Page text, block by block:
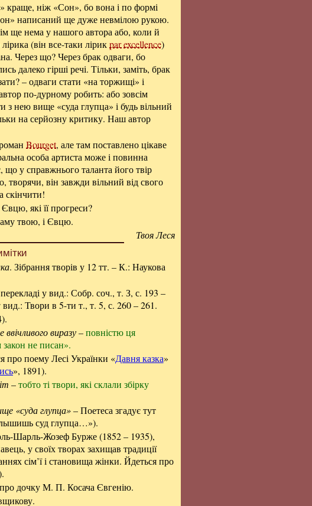
краще, ніж «Сон», бо вона і по формі
написаний ще дуже невмілою рукою.
ще нема у нашого автора або, коли й
(він все-таки лірикpar excellence)
Через що? Через брак одваги, бо
далеко гірші речі. Тільки, заміть, брак
– одваги стати «на торжищі» і
по-дурному робить: або зовсім
з нею вище «суда глупца» і будь вільний
на серйозну критику. Наш автор
Bourget, але там поставлено цікаве
особа артиста може і повинна
у справжнього таланта його твір
творячи, він завжди вільний від свого
скінчити!
які її прогреси?
твою, і Євцю.
Твоя Леся
. Зібрання творів у 12 тт. – К.: Наукова
у вид.: Собр. соч., т. З, с. 193 –
Твори в 5-ти т., т. 5, с. 260 – 261.
виразу–повністю ця
закон не писан».
про поему Лесі Українки «Давня казка»
», 1891).
–тобто ті твори, які склали збірку
«суда глупца»– Поетеса згадує тут
суд глупца…»).
Шарль-Жозеф Бурже (1852 – 1935),
у своїх творах захищав традиції
сім’ї і становища жінки. Йдеться про
дочку М. П. Косача Євгенію.